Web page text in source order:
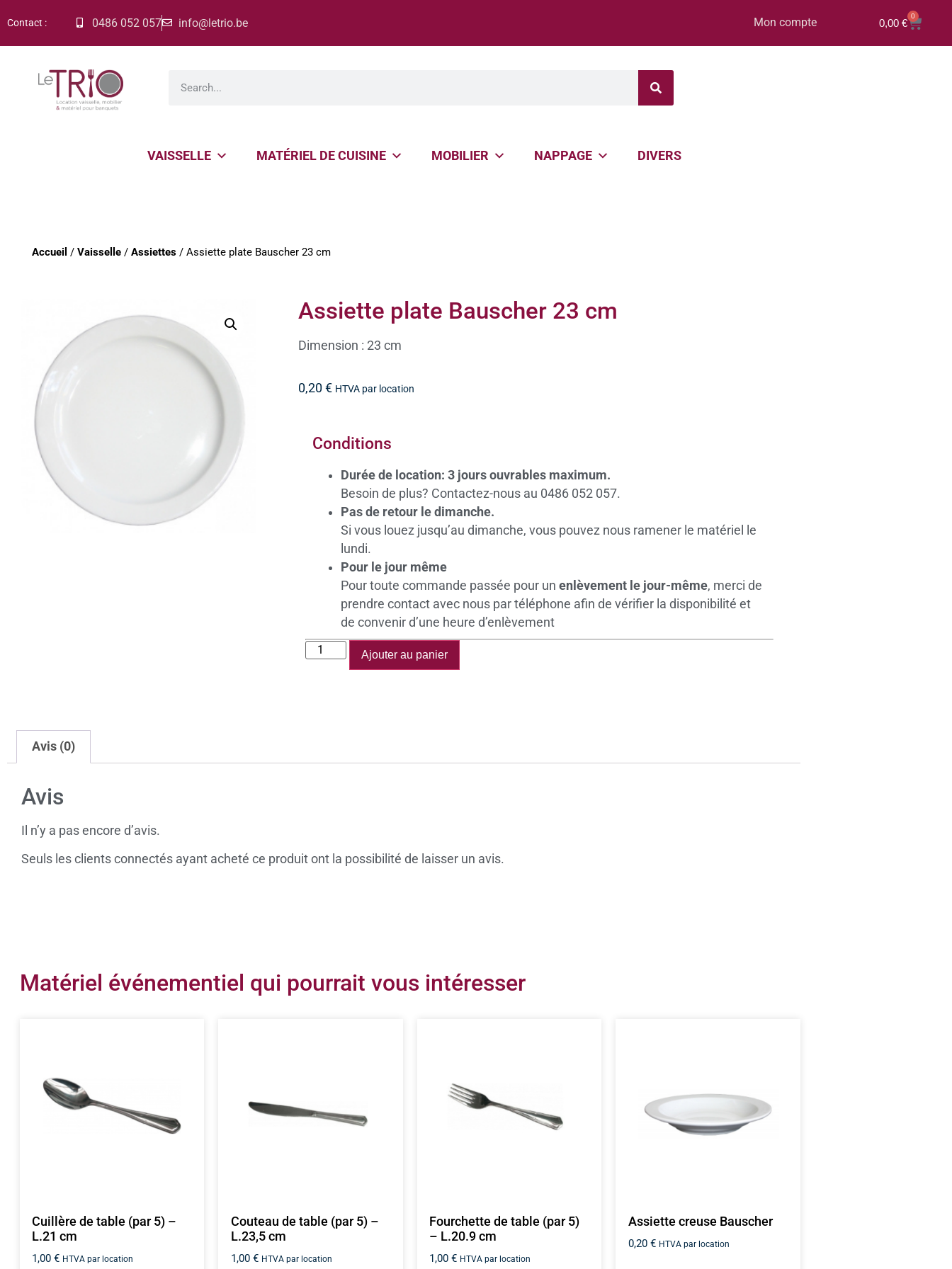
Contact : 0486 052 057 info@letrio.be Mon compte 0,00€
0
VAISSELLE MATÉRIEL DE CUISINE MOBILIER NAPPAGE DIVERS
Accueil /Vaisselle /Assiettes / Assiette plate Bauscher 23 cm
Assiette plate Bauscher 23 cm
Dimension : 23 cm
0,20€ HTVA par location
Conditions
Durée de location: 3 jours ouvrables maximum.
Besoin de plus? Contactez-nous au 0486 052 057.
Pas de retour le dimanche.
Si vous louez jusqu’au dimanche, vous pouvez nous ramener le matériel le
lundi.
Pour le jour même
Pour toute commande passée pour unenlèvement le jour-même, merci de
prendre contact avec nous par téléphone afin de vérifier la disponibilité et
de convenir d’une heure d’enlèvement
Ajouter au panier
Avis (0)
Avis
Il n’y a pas encore d’avis.
Seuls les clients connectés ayant acheté ce produit ont la possibilité de laisser un avis.
Matériel événementiel qui pourrait vous intéresser
Cuillère de table (par 5) –
L.21 cm
1,00€ HTVA par location
Couteau de table (par 5) –
L.23,5 cm
1,00 € HTVA par location
Fourchette de table (par 5)
– L.20.9 cm
1,00€ HTVA par location
Assiette creuse Bauscher
0,20 € HTVA par location